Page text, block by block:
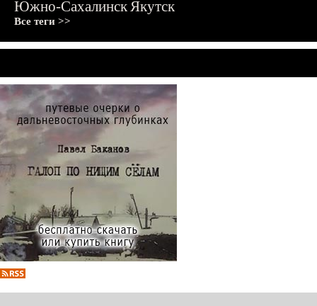
Южно-СахалинскЯкутск
Все теги >>